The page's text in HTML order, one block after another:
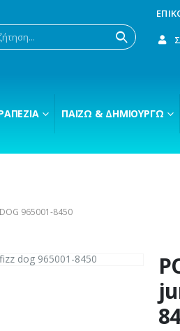
ΠΑΊΖΩ & ΔΗΜΙΟΥΡΓΏ
DOG 965001-8450